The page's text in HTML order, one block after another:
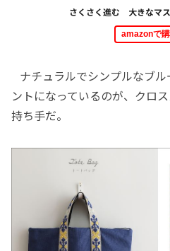
さくさく進む 大きなマ
amazonで
ナチュラルでシンプルなブ
ントになっているのが、クロ
持ち手だ。